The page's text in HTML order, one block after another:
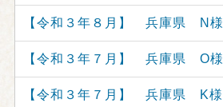
【令和３年８月】 兵庫県 N様
【令和３年７月】 兵庫県 O様
【令和３年７月】 兵庫県 K様